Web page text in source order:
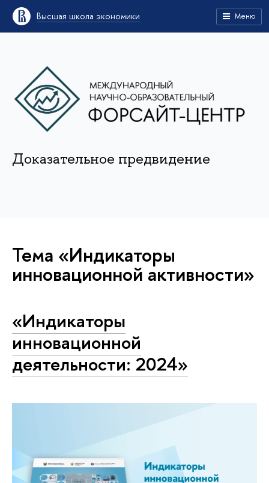
Высшая школа экономики Меню
Доказательное предвидение
Тема «Индикаторы
инновационной активности»
«Индикаторы
инновационной
деятельности: 2024»